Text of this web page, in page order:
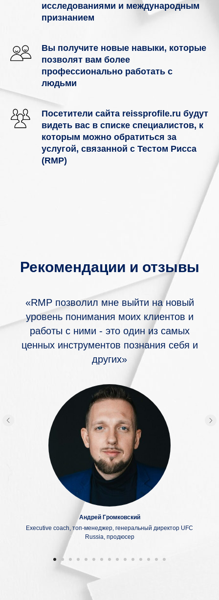
исследованиями и международным
признанием
Вы получите новые навыки, которые
позволят вам более
профессионально работать с
людьми
Посетители сайта reissprofile.ru будут
видеть вас в списке специалистов, к
которым можно обратиться за
услугой, связанной с Тестом Рисса
(RMP)
Рекомендации и отзывы
«RMP позволил мне выйти на новый
уровень понимания моих клиентов и
работы с ними - это один из самых
ценных инструментов познания себя и
других»
Андрей Громковский
Executive coach, топ-менеджер, генеральный директор UFC
Russia, продюсер